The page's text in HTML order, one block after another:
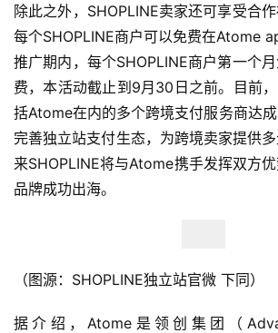
首
除此之外，SHOPLINE卖家还可享受合作
每个SHOPLINE商户可以免费在Atome
推广期内，每个SHOPLINE商户第一个
费，本活动截止到9月30日之前。目前
括Atome在内的多个跨境支付服务商达
完善独立站支付生态，为跨境卖家提供
来SHOPLINE将与Atome携手发挥双方
品牌成功出海。
（图源：SHOPLINE独立站官微 下同）
据介绍，Atome是领创集团（